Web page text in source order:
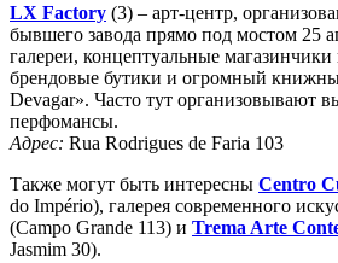
LX Factory (3) – арт-центр,
бывшего завода прямо под мостом 25
галереи, концептуальные магазинчики
брендовые бутики и огромный
Devagar». Часто тут организовывают
перфомансы.
Адрес: Rua Rodrigues de Faria 103
Также могут быть интересны Centro
do Império), галерея современного
(Campo Grande 113) и Trema Arte
Jasmim 30).